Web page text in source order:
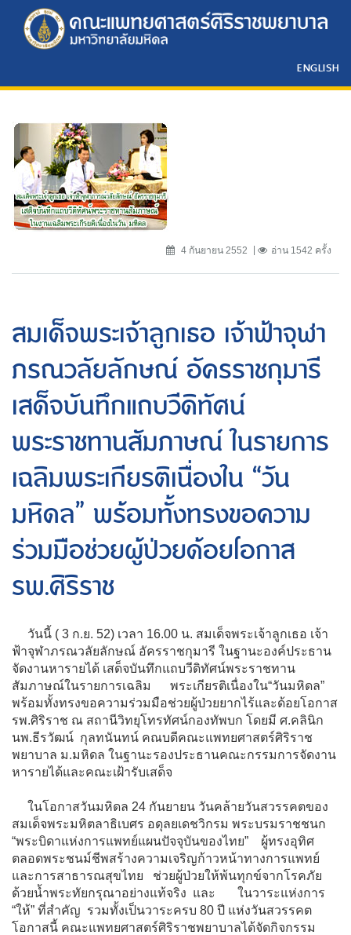
ENGLISH
4 กันยายน 2552 อ่าน 1542 ครั้ง
สมเด็จพระเจ้าลูกเธอ เจ้าฟ้าจุฬา
ภรณวลัยลักษณ์ อัครราชกุมารี
เสด็จบันทึกแถบวีดิทัศน์
พระราชทานสัมภาษณ์ ในรายการ
เฉลิมพระเกียรติเนื่องใน “วัน
มหิดล” พร้อมทั้งทรงขอความ
ร่วมมือช่วยผู้ป่วยด้อยโอกาส
รพ.ศิริราช
วันนี้ ( 3 ก.ย. 52) เวลา 16.00 น. สมเด็จพระเจ้าลูกเธอ เจ้า
ฟ้าจุฬาภรณวลัยลักษณ์ อัครราชกุมารี ในฐานะองค์ประธาน
จัดงานหารายได้ เสด็จบันทึกแถบวีดิทัศน์พระราชทาน
สัมภาษณ์ในรายการเฉลิม พระเกียรติเนื่องใน“วันมหิดล”
พร้อมทั้งทรงขอความร่วมมือช่วยผู้ป่วยยากไร้และด้อยโอกาส
รพ.ศิริราช ณ สถานีวิทยุโทรทัศน์กองทัพบก โดยมี ศ.คลินิก
นพ.ธีรวัฒน์ กุลทนันทน์ คณบดีคณะแพทยศาสตร์ศิริราช
พยาบาล ม.มหิดล ในฐานะรองประธานคณะกรรมการจัดงาน
หารายได้และคณะเฝ้ารับเสด็จ
ในโอกาสวันมหิดล 24 กันยายน วันคล้ายวันสวรรคตของ
สมเด็จพระมหิตลาธิเบศร อดุลยเดชวิกรม พระบรมราชชนก
“พระบิดาแห่งการแพทย์แผนปัจจุบันของไทย” ผู้ทรงอุทิศ
ตลอดพระชนม์ชีพสร้างความเจริญก้าวหน้าทางการแพทย์
และการสาธารณสุขไทย ช่วยผู้ป่วยให้พ้นทุกข์จากโรคภัย
ด้วยน้ำพระทัยกรุณาอย่างแท้จริง และ ในวาระแห่งการ
“ให้” ที่สำคัญ รวมทั้งเป็นวาระครบ 80 ปี แห่งวันสวรรคต
โอกาสนี้ คณะแพทยศาสตร์ศิริราชพยาบาลได้จัดกิจกรรม